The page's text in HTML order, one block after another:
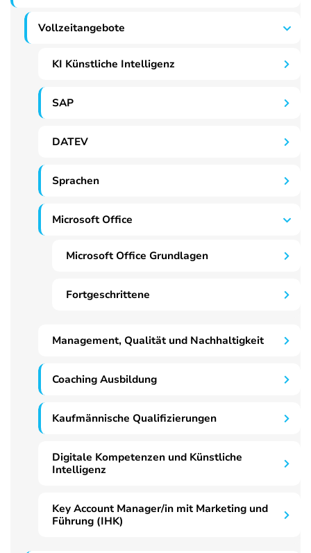
Vollzeitangebote
KI Künstliche Intelligenz
SAP
DATEV
Sprachen
Microsoft Office
Microsoft Office Grundlagen
Fortgeschrittene
Management, Qualität und Nachhaltigkeit
Coaching Ausbildung
Kaufmännische Qualifizierungen
Digitale Kompetenzen und Künstliche
Intelligenz
Key Account Manager/in mit Marketing und
Führung (IHK)